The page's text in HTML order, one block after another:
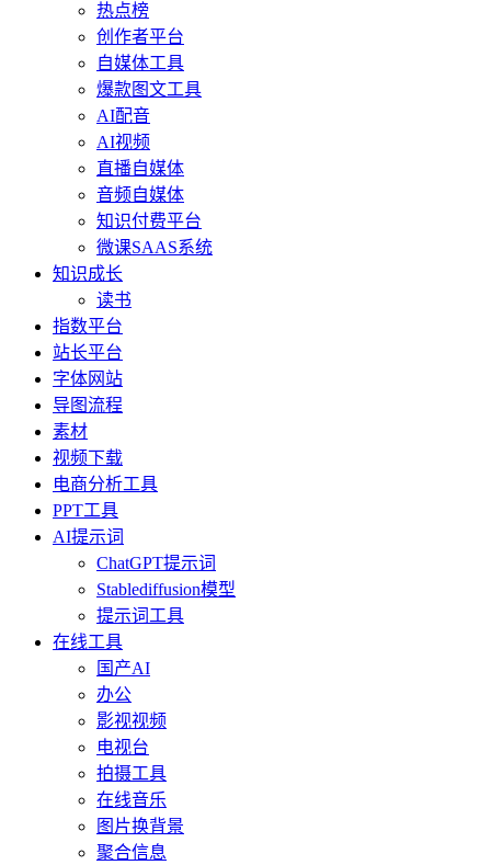
热点榜
创作者平台
自媒体工具
爆款图文工具
AI配音
AI视频
直播自媒体
音频自媒体
知识付费平台
微课SAAS系统
知识成长
读书
指数平台
站长平台
字体网站
导图流程
素材
视频下载
电商分析工具
PPT工具
AI提示词
ChatGPT提示词
Stablediffusion模型
提示词工具
在线工具
国产AI
办公
影视视频
电视台
拍摄工具
在线音乐
图片换背景
聚合信息